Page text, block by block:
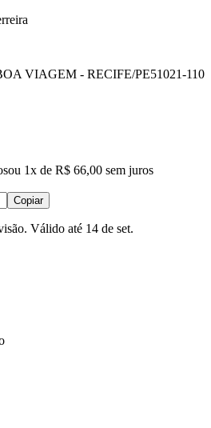
VIAGEM - RECIFE/PE51021-110
ou 1x de R$ 66,00 sem juros
Copiar
Válido até 14 de set.